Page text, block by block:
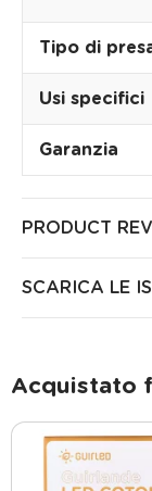
Tipo di
Usi specifici
Garanzia
PRODUCT
SCARICA LE
Acquistato